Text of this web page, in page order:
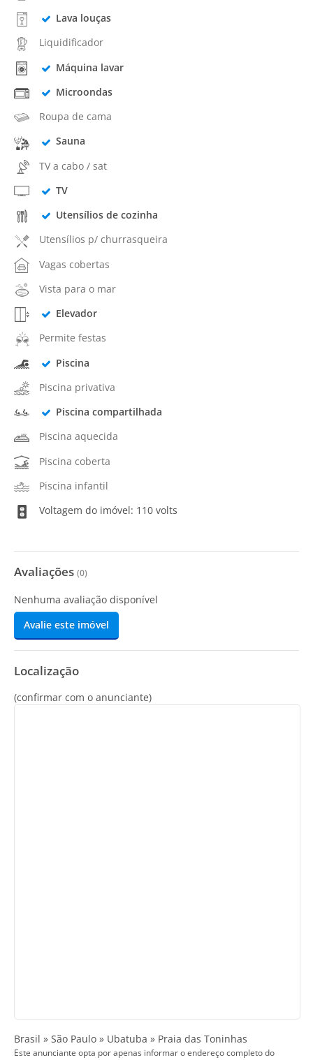
Lava louças
Liquidificador
Máquina lavar
Microondas
Roupa de cama
Sauna
TV a cabo / sat
TV
Utensílios de cozinha
Utensílios p/ churrasqueira
Vagas cobertas
Vista para o mar
Elevador
Permite festas
Piscina
Piscina privativa
Piscina compartilhada
Piscina aquecida
Piscina coberta
Piscina infantil
Voltagem do imóvel: 110 volts
Avaliações (0)
Nenhuma avaliação disponível
Avalie este imóvel
Localização
(confirmar com o anunciante)
Brasil » São Paulo » Ubatuba » Praia das Toninhas
Este anunciante opta por apenas informar o endereço completo do